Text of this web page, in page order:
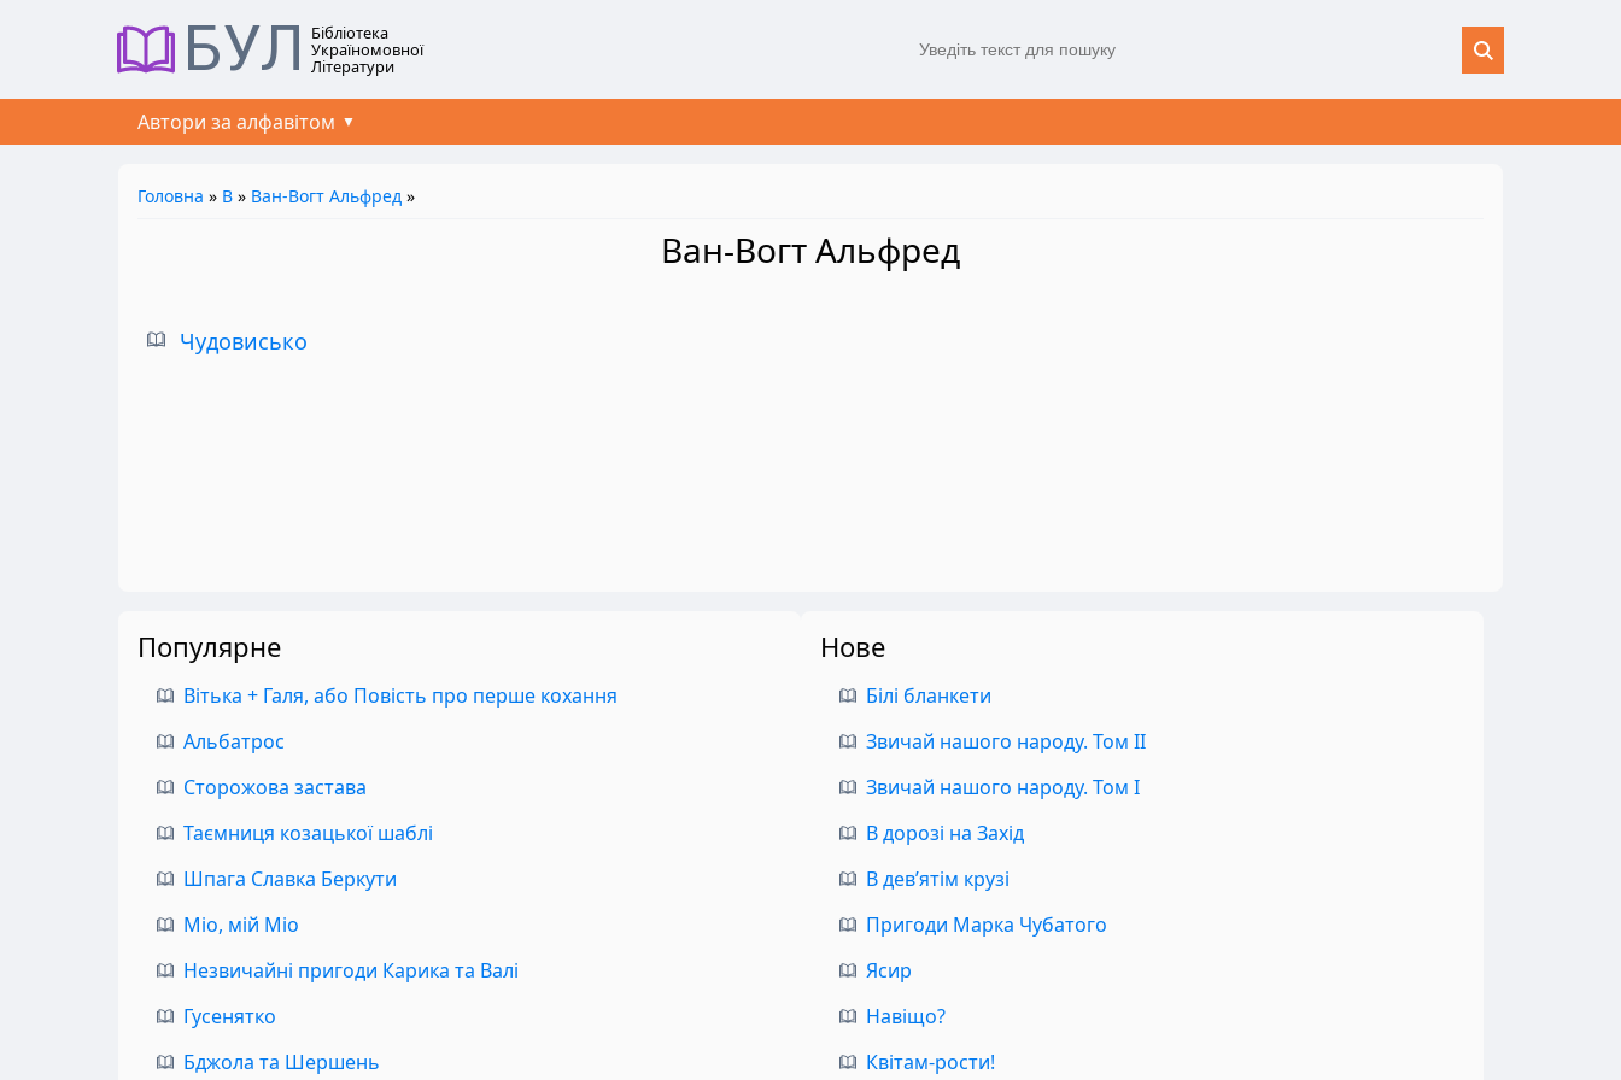
БУЛ Бібліотека
Україномовної
Літератури
Автори за алфавітом
Головна » В » Ван-Вогт Альфред »
Ван-Вогт Альфред
Чудовисько
Популярне
Вітька + Галя, або Повість про перше кохання
Альбатрос
Сторожова застава
Таємниця козацької шаблі
Шпага Славка Беркути
Міо, мій Міо
Незвичайні пригоди Карика та Валі
Гусенятко
Бджола та Шершень
Нове
Білі бланкети
Звичай нашого народу. Том II
Звичай нашого народу. Том I
В дорозі на Захід
В дев’ятім крузі
Пригоди Марка Чубатого
Ясир
Навіщо?
Квітам-рости!